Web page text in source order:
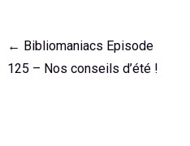
Navigation
de
← Bibliomaniacs Episode
125 – Nos conseils d’été !